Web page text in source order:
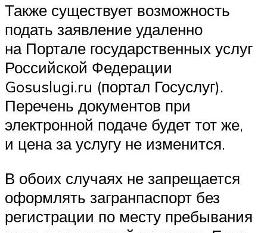
Также существует возможность
подать заявление удаленно
на Портале государственных услуг
Российской Федерации
Gosuslugi.ru (портал Госуслуг).
Перечень документов при
электронной подаче будет тот же,
и цена за услугу не изменится.
В обоих случаях не запрещается
оформлять загранпаспорт без
регистрации по месту пребывания